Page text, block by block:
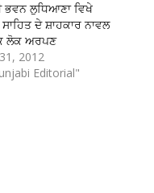
ਭਵਨ ਲੁਧਿਆਣਾ ਵਿਖੇ
ਦੇ ਸ਼ਾਹਕਾਰ ਨਾਵਲ
ਲੋਕ ਅਰਪਣ
2012
Editorial"